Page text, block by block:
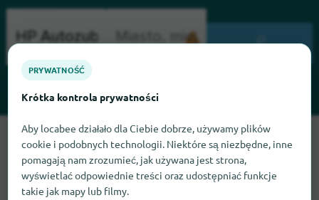
Przepraszamy, nie możemy teraz znaleźć HP Autozubehör.
Jeśli wiesz, gdzie znaleźć HP Autozubehör, będziemy
wdzięczni, jeśli dasz nam znać.
PRYWATNOŚĆ
Krótka kontrola prywatności
Aby locabee działało dla Ciebie dobrze, używamy plików
cookie i podobnych technologii. Niektóre są niezbędne, inne
pomagają nam zrozumieć, jak używana jest strona,
wyświetlać odpowiednie treści oraz udostępniać funkcje
takie jak mapy lub filmy.